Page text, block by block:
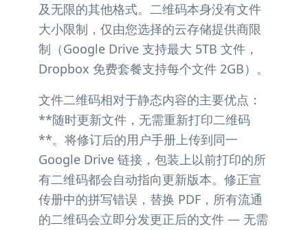
及无限的其他格式。二维码本身没有文件
大小限制，仅由您选择的云存储提供商限
制（Google Drive 支持最大 5TB 文件，
Dropbox 免费套餐支持每个文件 2GB）。
文件二维码相对于静态内容的主要优点：
**随时更新文件，无需重新打印二维码
**。将修订后的用户手册上传到同一
Google Drive 链接，包装上以前打印的所
有二维码都会自动指向更新版本。修正宣
传册中的拼写错误，替换 PDF，所有流通
的二维码会立即分发更正后的文件 — 无需